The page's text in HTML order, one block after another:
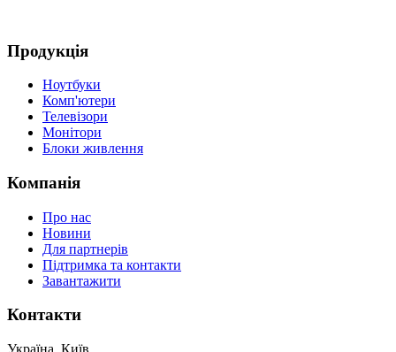
Продукція
Ноутбуки
Комп'ютери
Телевізори
Монітори
Блоки живлення
Компанія
Про нас
Новини
Для партнерів
Підтримка та контакти
Завантажити
Контакти